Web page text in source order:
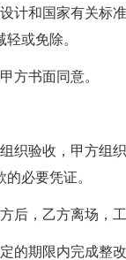
和国家有关标
或免除。
书面同意。
验收，甲方组
必要凭证。
，乙方离场，工
期限内完成整改